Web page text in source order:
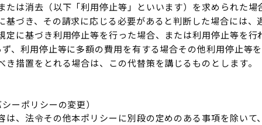
たは消去（以下「利用停止等」といいます）を求められた場
基づき、その請求に応じる必要があると判断した場合には、
定に基づき利用停止等を行った場合、または利用停止等を
、利用停止等に多額の費用を有する場合その他利用停止
き措置をとれる場合は、この代替策を講じるものとします。
ーポリシーの変更）
は、法令その他本ポリシーに別段の定めのある事項を除い